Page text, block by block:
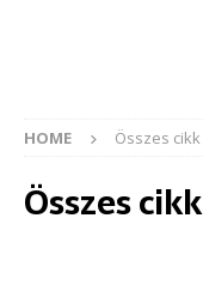
HOME Összes cikk
Összes cikk